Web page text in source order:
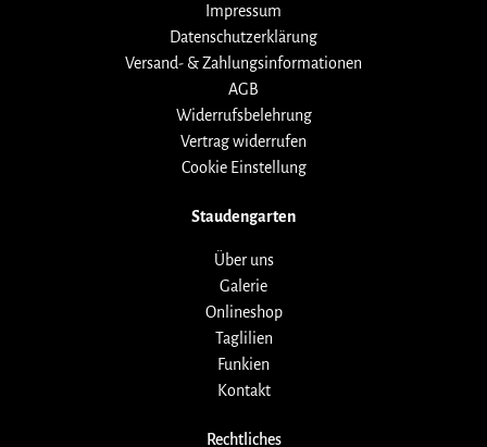
Impressum
Datenschutzerklärung
Versand- & Zahlungsinformationen
AGB
Widerrufsbelehrung
Vertrag widerrufen
Cookie Einstellung
Staudengarten
Über uns
Galerie
Onlineshop
Taglilien
Funkien
Kontakt
Rechtliches